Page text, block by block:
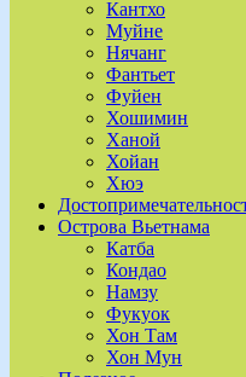
Кантхо
Муйне
Нячанг
Фантьет
Фуйен
Хошимин
Ханой
Хойан
Хюэ
Острова Вьетнама
Катба
Кондао
Намзу
Фукуок
Хон Там
Хон Мун